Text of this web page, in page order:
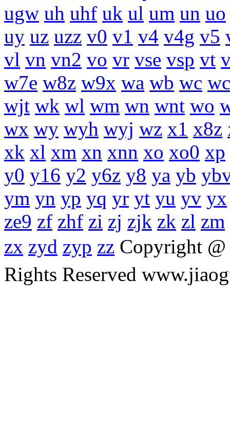
ugw uh uhf uk ul um un uo
uy uz uzz v0 v1 v4 v4g v5
vl vn vn2 vo vr vse vsp vt
w7e w8z w9x wa wb wc
wjt wk wl wm wn wnt wo
wx wy wyh wyj wz x1 x8z
xk xl xm xn xnn xo xo0 xp
y0 y16 y2 y6z y8 ya yb
ym yn yp yq yr yt yu yv yx
ze9 zf zhf zi zj zjk zk zl zm
zx zyd zyp zz Copyright
Rights Reserved